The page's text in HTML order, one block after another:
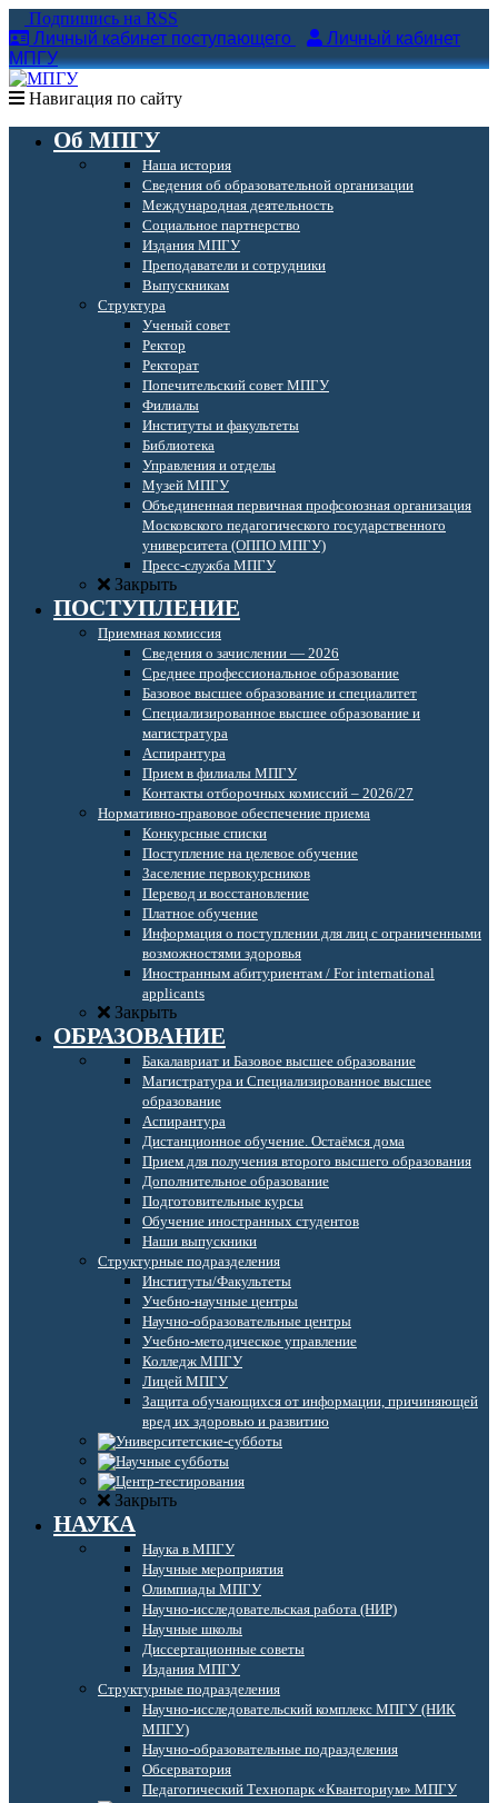
Подпишись на RSS
Личный кабинет поступающего
Личный кабинет
МПГУ
Навигация по сайту
Об МПГУ
Наша история
Сведения об образовательной организации
Международная деятельность
Социальное партнерство
Издания МПГУ
Преподаватели и сотрудники
Выпускникам
Структура
Ученый совет
Ректор
Ректорат
Попечительский совет МПГУ
Филиалы
Институты и факультеты
Библиотека
Управления и отделы
Музей МПГУ
Объединенная первичная профсоюзная организация
Московского педагогического государственного
университета (ОППО МПГУ)
Пресс-служба МПГУ
Закрыть
ПОСТУПЛЕНИЕ
Приемная комиссия
Сведения о зачислении — 2026
Среднее профессиональное образование
Базовое высшее образование и специалитет
Специализированное высшее образование и
магистратура
Аспирантура
Прием в филиалы МПГУ
Контакты отборочных комиссий – 2026/27
Нормативно-правовое обеспечение приема
Конкурсные списки
Поступление на целевое обучение
Заселение первокурсников
Перевод и восстановление
Платное обучение
Информация о поступлении для лиц с ограниченными
возможностями здоровья
Иностранным абитуриентам / For international
applicants
Закрыть
ОБРАЗОВАНИЕ
Бакалавриат и Базовое высшее образование
Магистратура и Специализированное высшее
образование
Аспирантура
Дистанционное обучение. Остаёмся дома
Прием для получения второго высшего образования
Дополнительное образование
Подготовительные курсы
Обучение иностранных студентов
Наши выпускники
Структурные подразделения
Институты/Факультеты
Учебно-научные центры
Научно-образовательные центры
Учебно-методическое управление
Колледж МПГУ
Лицей МПГУ
Защита обучающихся от информации, причиняющей
вред их здоровью и развитию
Закрыть
НАУКА
Наука в МПГУ
Научные мероприятия
Олимпиады МПГУ
Научно-исследовательская работа (НИР)
Научные школы
Диссертационные советы
Издания МПГУ
Структурные подразделения
Научно-исследовательский комплекс МПГУ (НИК
МПГУ)
Научно-образовательные подразделения
Обсерватория
Педагогический Технопарк «Кванториум» МПГУ